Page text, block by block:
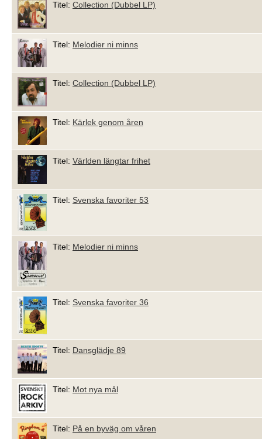
Titel: Collection (Dubbel LP)
Titel: Melodier ni minns
Titel: Collection (Dubbel LP)
Titel: Kärlek genom åren
Titel: Världen längtar frihet
Titel: Svenska favoriter 53
Titel: Melodier ni minns
Titel: Svenska favoriter 36
Titel: Dansglädje 89
Titel: Mot nya mål
Titel: På en byväg om våren